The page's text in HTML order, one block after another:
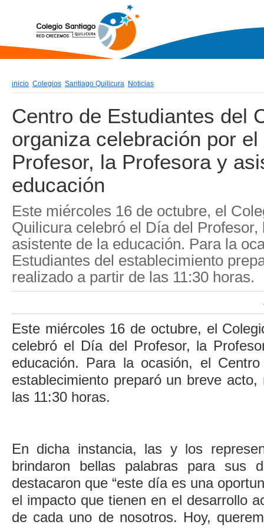
inicio Colegios Santiago Quilicura Noticias
Centro de Estudiantes del
organiza celebración por
Profesor, la Profesora y
educación
Este miércoles 16 de octubre, el
Quilicura celebró el Día del Profesor,
asistente de la educación. Para la
Estudiantes del establecimiento
realizado a partir de las 11:30 horas.
Este miércoles 16 de octubre, el
celebró el Día del Profesor, la
educación. Para la ocasión, el
establecimiento preparó un breve
las 11:30 horas.
En dicha instancia, las y los
brindaron bellas palabras para sus
destacaron que “este día es una
el impacto que tienen en el desarrollo
de cada uno de nosotros. Hoy,